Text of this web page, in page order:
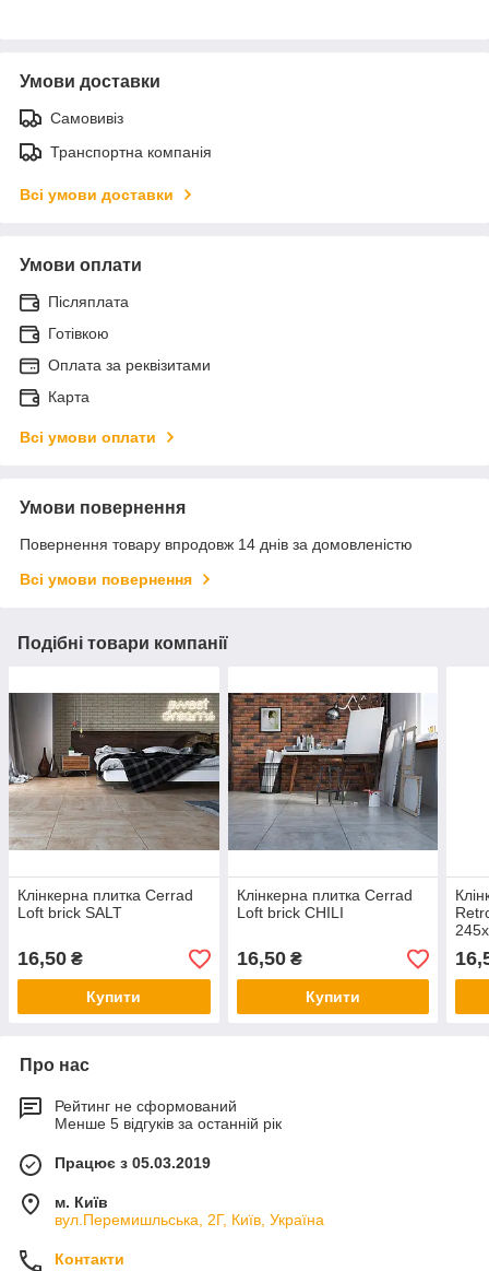
Умови доставки
Самовивіз
Транспортна компанія
Всі умови доставки
Умови оплати
Післяплата
Готівкою
Оплата за реквізитами
Карта
Всі умови оплати
Умови повернення
Повернення товару впродовж 14 днів за домовленістю
Всі умови повернення
Подібні товари компанії
Клінкерна плитка Cerrad
Loft brick SALT
16,50 ₴
Купити
Клінкерна плитка Cerrad
Loft brick CHILI
16,50₴
Купити
Про нас
Рейтинг не сформований
Менше 5 відгуків за останній рік
Працює з 05.03.2019
м. Київ
вул.Перемишльська, 2Г, Київ, Україна
Контакти